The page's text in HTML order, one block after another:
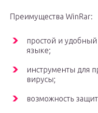
Преимущества WinRar:
простой и
языке;
инструменты для
вирусы;
возможность